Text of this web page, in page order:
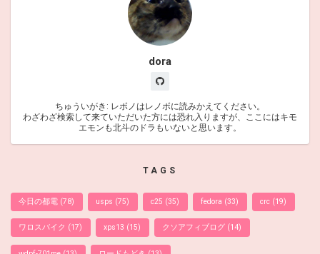
dora
ちゅういがき: レボノはレノボに読みかえてください。
わざわざ検索して来ていただいた方には恐れ入りますが、ここにはキモ
エモンも北斗のドラもいないと思います。
TAGS
今日の都電 (78) usps (75) c25 (35) fedora (33) crc (19)
ワロスバイク (17) xps13 (15) クソアフィブログ (14)